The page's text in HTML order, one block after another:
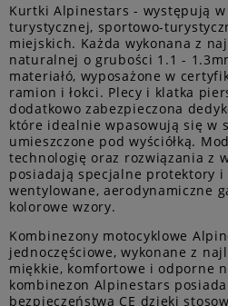
Kurtki Alpinestars - występują
turystycznej, sportowo-
miejskich. Każda wykonana z
naturalnej o grubości 1.1 -
materiałó, wyposażone w
ramion i łokci. Plecy i klatka
dodatkowo zabezpieczona
które idealnie wpasowują się w
umieszczone pod wyściółką.
technologię oraz rozwiązania z
posiadają specjalne protektory
wentylowane, aerodynamiczne
kolorowe wzory.
Kombinezony motocyklowe
jednoczęściowe, wykonane z
miękkie, komfortowe i odporne
kombinezon Alpinestars
bezpieczeństwa CE dzięki